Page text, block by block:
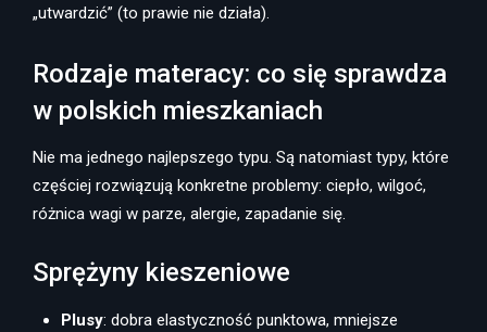
„utwardzić” (to prawie nie działa).
Rodzaje materacy: co się sprawdza
w polskich mieszkaniach
Nie ma jednego najlepszego typu. Są natomiast typy, które
częściej rozwiązują konkretne problemy: ciepło, wilgoć,
różnica wagi w parze, alergie, zapadanie się.
Sprężyny kieszeniowe
Plusy: dobra elastyczność punktowa, mniejsze